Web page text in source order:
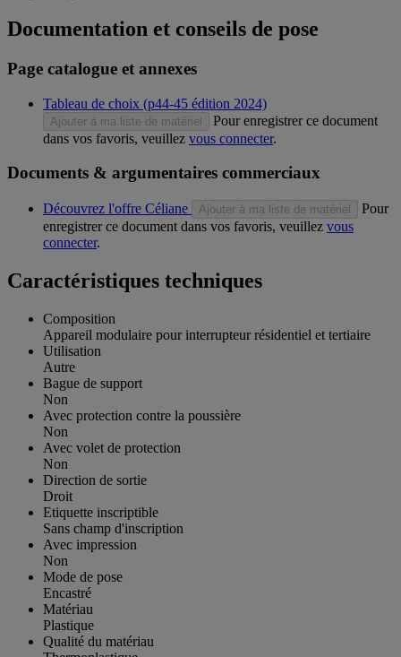
Documentation et conseils de pose
Page catalogue et annexes
Tableau de choix (p44-45 édition 2024)
Ajouter à ma liste de matériel
Pour enregistrer ce document
dans vos favoris, veuillez vous connecter.
Documents & argumentaires commerciaux
Découvrez l'offre Céliane Ajouter à ma liste de matériel
Pour
enregistrer ce document dans vos favoris, veuillez vous
connecter.
Caractéristiques techniques
Composition
Appareil modulaire pour interrupteur résidentiel et tertiaire
Utilisation
Autre
Bague de support
Non
Avec protection contre la poussière
Non
Avec volet de protection
Non
Direction de sortie
Droit
Etiquette inscriptible
Sans champ d'inscription
Avec impression
Non
Mode de pose
Encastré
Matériau
Plastique
Qualité du matériau